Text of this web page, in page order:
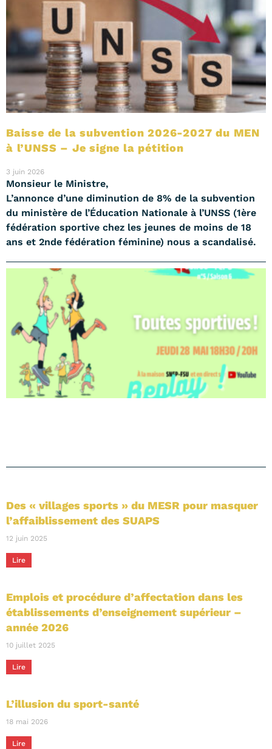
Baisse de la subvention 2026-2027 du MEN
à l’UNSS – Je signe la pétition
3 juin 2026
Monsieur le Ministre,
L’annonce d’une diminution de 8% de la subvention
du ministère de l’Éducation Nationale à l’UNSS (1ère
fédération sportive chez les jeunes de moins de 18
ans et 2nde fédération féminine) nous a scandalisé.
Des « villages sports » du MESR pour masquer
l’affaiblissement des SUAPS
12 juin 2025
Lire
Emplois et procédure d’affectation dans les
établissements d’enseignement supérieur –
année 2026
10 juillet 2025
Lire
L’illusion du sport-santé
18 mai 2026
Lire